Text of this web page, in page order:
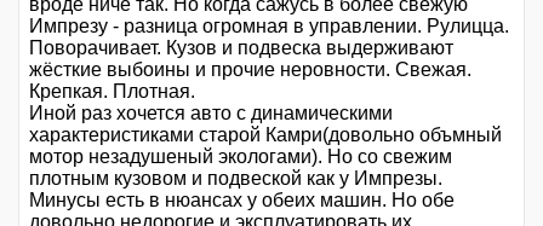
вроде ничё так. Но когда сажусь в более свежую
Импрезу - разница огромная в управлении. Рулицца.
Поворачивает. Кузов и подвеска выдерживают
жёсткие выбоины и прочие неровности. Свежая.
Крепкая. Плотная.
Иной раз хочется авто с динамическими
характеристиками старой Камри(довольно объмный
мотор незадушеный экологами). Но со свежим
плотным кузовом и подвеской как у Импрезы.
Минусы есть в нюансах у обеих машин. Но обе
довольно недорогие и эксплуатировать их